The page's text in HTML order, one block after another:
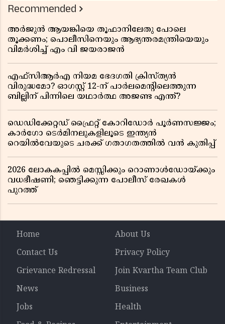
Recommended
അർജുൻ ആയങ്കിയെ തൂഫാനിലേതു പോലെ
തൂക്കണം; പൊലീസിനെയും ആഭ്യന്തരമന്ത്രിയെയും
വിമർശിച്ച് എം വി ജയരാജൻ
എഫ്സിആർഎ നിയമ ഭേദഗതി ക്രിസ്ത്യൻ
വിരുദ്ധമോ? ഓഗസ്റ്റ് 12-ന് പാർലമെന്റിലെത്തുന്ന
ബില്ലിന് പിന്നിലെ യഥാർത്ഥ അജണ്ട എന്ത്?
ഡെഡിക്കേറ്റഡ് ഫ്രൈറ്റ് കോറിഡോർ പൂർണസജ്ജം;
കാർഗോ ടെർമിനലുകളിലൂടെ ഇന്ത്യൻ
റെയിൽവേയുടെ ചരക്ക് ഗതാഗതത്തിൽ വൻ കുതിപ്പ്
2026 ലോകകപ്പിൽ മെസ്സിക്കും റൊണാൾഡോയ്ക്കും
വധഭീഷണി; ഞെട്ടിക്കുന്ന പോലീസ് രേഖകൾ
പുറത്ത്
Home
About Us
Contact Us
Privacy Policy
Grievance Redressal
Join Kvartha Team Club
News
Business
Jobs
Health